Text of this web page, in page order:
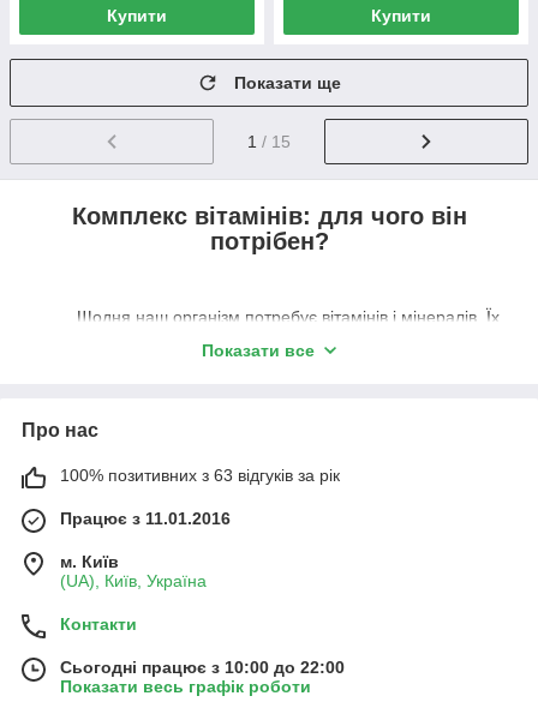
Купити Купити
Показати ще
1 / 15
Комплекс вітамінів: для чого він
потрібен?
Щодня наш організм потребує вітамінів і мінералів. Їх
прийомом різноманітної здорової їжі).
Їх правильний баланс впливає на самопочуття і
багатьох обмінних процесах, які протікають в організмі. Від їх
Настрій.
Тонус.
Iмунітет.
Обмін речовин.
Розумова інтелектуальна діяльність.
Показати все
Про нас
100% позитивних з 63 відгуків за рік
Працює з 11.01.2016
м. Київ
(UA), Київ, Україна
Контакти
Сьогодні працює з 10:00 до 22:00
Показати весь графік роботи